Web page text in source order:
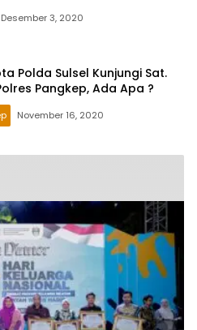
Desember 3, 2020
Polda Sulsel Kunjungi Sat.
Pangkep, Ada Apa ?
November 16, 2020